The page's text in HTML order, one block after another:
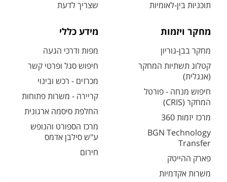
תוכניות בין-לאומיות
שצריך לדעת
מחקר ויזמות
מחקר בבן-גוריון
קטלוג תשתיות המחקר
(אנגלית)
חיפוש מנחה - פורטל
המחקר (CRIS)
מרכז יזמות 360
BGN Technology
Transfer
פארק ההייטק
משרות אקדמיות
מידע כללי
מפות ודרכי הגעה
חיפוש סגל ופרטי קשר
מכרזים - רכש ובינוי
קריירה - משרות פתוחות
החלפת סיסמה ארגונית
מרכז הספורט והנופש
ע"ש סילבן אדמס
חירום